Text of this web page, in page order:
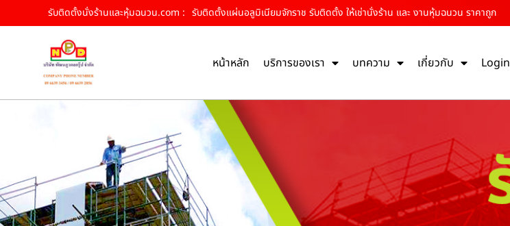
รับติดตั้งนั่งร้านและหุ้มฉนวน.com : รับติดตั้งแผ่นอลูมิเนียมจักราช รับติดตั้ง ให้เช่านั่งร้าน และ งานหุ้มฉนวน ราคาถูก
หน้าหลัก บริการของเรา บทความ เกี่ยวกับ Login